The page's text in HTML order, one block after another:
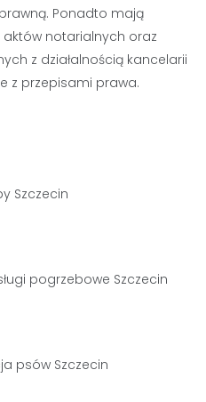
Ponadto mają
notarialnych oraz
z działalnością kancelarii
z przepisami prawa.
Szczecin
pogrzebowe Szczecin
psów Szczecin